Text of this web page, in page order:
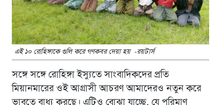
এই ১০ রোহিঙ্গাকে গুলি করে গণকবর দেয়া হয় -রয়টার্স
সঙ্গে সঙ্গে রোহিঙ্গা ইস্যুতে সাংবাদিকদের প্রতি
মিয়ানমারের ওই আগ্রাসী আচরণ আমাদেরও নতুন করে
ভাবতে বাধ্য করছে। এটিও বোঝা যাচ্ছে, যে পরিমাণ